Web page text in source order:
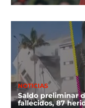
NOTICIAS
Saldo preliminar
fallecidos, 87